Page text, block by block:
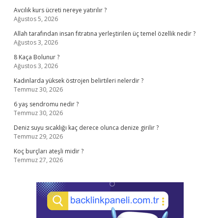
Avcılık kurs ücreti nereye yatırılır ?
Ağustos 5, 2026
Allah tarafından insan fıtratına yerleştirilen üç temel özellik nedir ?
Ağustos 3, 2026
8 Kaça Bolunur ?
Ağustos 3, 2026
Kadınlarda yüksek östrojen belirtileri nelerdir ?
Temmuz 30, 2026
6 yaş sendromu nedir ?
Temmuz 30, 2026
Deniz suyu sıcaklığı kaç derece olunca denize girilir ?
Temmuz 29, 2026
Koç burçları ateşli midir ?
Temmuz 27, 2026